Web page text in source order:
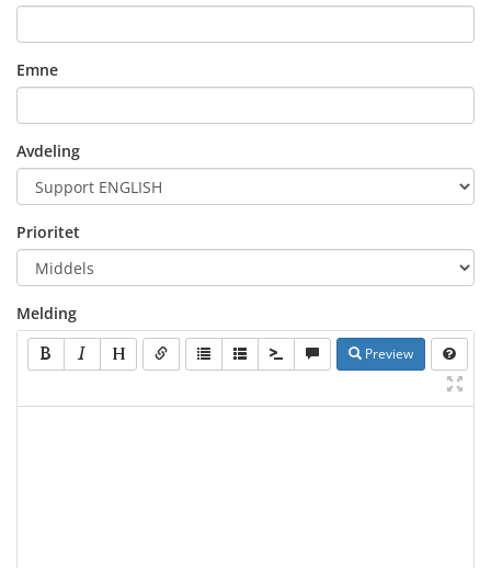
Emne
Avdeling
Prioritet
Melding
Preview